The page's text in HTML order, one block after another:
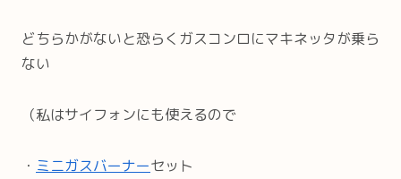
どちらかがないと恐らくガスコンロにマキネッタが乗ら
ない
（私はサイフォンにも使えるので
・ ミニガスバーナーセット